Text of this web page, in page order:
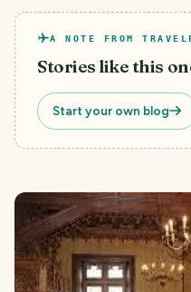
A NOTE FROM
Stories like this
Start your own blog